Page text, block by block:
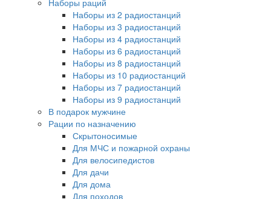
Наборы из 2 радиостанций
Наборы из 3 радиостанций
Наборы из 4 радиостанций
Наборы из 6 радиостанций
Наборы из 8 радиостанций
Наборы из 10 радиостанций
Наборы из 7 радиостанций
Наборы из 9 радиостанций
В подарок мужчине
Рации по назначению
Скрытоносимые
Для МЧС и пожарной охраны
Для велосипедистов
Для дачи
Для дома
Для походов